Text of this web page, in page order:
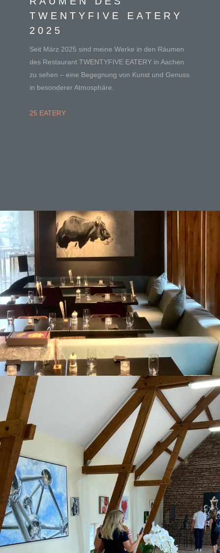
TWENTYFIVE EATERY
2025
Seit März 2025 sind meine Werke in den Räumen
des Restaurant TWENTYFIVE EATERY in Aachen
zu sehen – eine Begegnung von Kunst und Genuss
in besonderer Atmosphäre.
25 EATERY